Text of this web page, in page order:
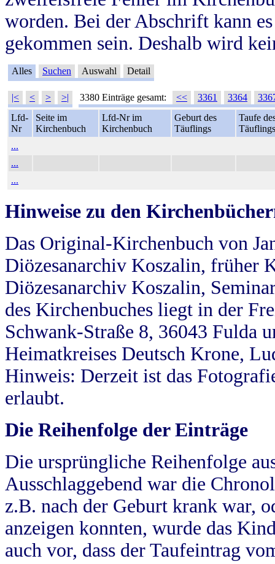
worden. Bei der Abschrift kann
gekommen sein. Deshalb wird
Alles Suchen Auswahl Detail
|< < > >| 3380 Einträge gesamt: << 3361 3364
Lfd-
Nr
Seite im
Kirchenbuch
Lfd-Nr im
Kirchenbuch
Geburt des
Täuflings
Taufe
Täuflings
...
...
...
Hinweise zu den
Das Original-Kirchenbuch von
Diözesanarchiv Koszalin, früher
Diözesanarchiv Koszalin,
des Kirchenbuches liegt in der
Schwank-Straße 8, 36043 Fulda
Heimatkreises Deutsch Krone,
Hinweis: Derzeit ist das
erlaubt.
Die Reihenfolge der Einträge
Die ursprüngliche Reihenfolge
Ausschlaggebend war die
z.B. nach der Geburt krank war,
anzeigen konnten, wurde das
auch vor, dass der Taufeintrag